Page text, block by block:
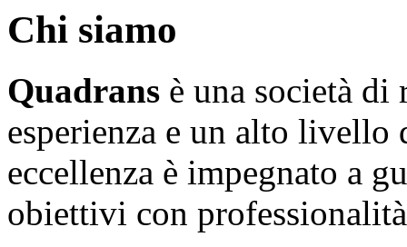
Chi siamo
Quadrans è una società di
esperienza e un alto
eccellenza è impegnato a
obiettivi con